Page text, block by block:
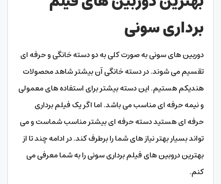
برداری سونی
دوربین های سونی به صورت کلی به دو دسته خانگی و حرفه ای
تقسیم می شوند. در دسته خانگی آن بیشتر شاهد محصولات
هندیکم هستیم. این دسته بیشتر برای استفاده های معمولی
و نیمه حرفه ای مناسب می باشد. اما اگر یک فیلم برداری
حرفه ای هستید دسته حرفه ای بیشتر مناسب شماست و می
تواند بسیار بهتر نیاز های شما را برطرف کند. در ادامه چند تا از
بهترین دروبین های فیلم برداری سونی را به شما معرفی می
کنم.